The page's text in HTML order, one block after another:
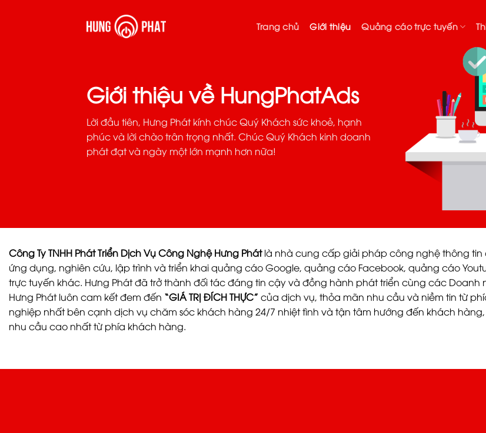
Trang chủ Giới thiệu Quảng cáo trực tuyến
Giới thiệu về HungPhatAds
Lời đầu tiên, Hưng Phát kính chúc Quý Khách sức khoẻ, hạnh
phúc và lời chào trân trọng nhất. Chúc Quý Khách kinh doanh
phát đạt và ngày một lớn mạnh hơn nữa!
Công Ty TNHH Phát Triển Dịch Vụ Công Nghệ Hưng Phátlà nhà cung cấp giải pháp công nghệ thông
ứng dụng, nghiên cứu, lập trình và triển khai quảng cáo Google, quảng cáo Facebook, quảng cáo
trực tuyến khác. Hưng Phát đã trở thành đối tác đáng tin cậy và đồng hành phát triển cùng các
Hưng Phát luôn cam kết đem đến “GIÁ TRỊ ĐÍCH THỰC”của dịch vụ, thỏa mãn nhu cầu và niềm tin từ
nghiệp nhất bên cạnh dịch vụ chăm sóc khách hàng 24/7 nhiệt tình và tận tâm hướng đến khách
nhu cầu cao nhất từ phía khách hàng.